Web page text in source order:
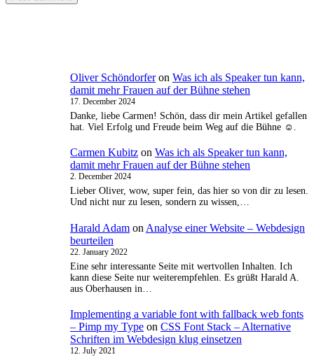
Oliver Schöndorferon Was ich als Speaker tun kann,
damit mehr Frauen auf der Bühne stehen
17. December 2024
Danke, liebe Carmen! Schön, dass dir mein Artikel gefallen
hat. Viel Erfolg und Freude beim Weg auf die Bühne ☺️.
Carmen Kubitz on Was ich als Speaker tun kann,
damit mehr Frauen auf der Bühne stehen
2. December 2024
Lieber Oliver, wow, super fein, das hier so von dir zu lesen.
Und nicht nur zu lesen, sondern zu wissen,…
Harald Adam on Analyse einer Website – Webdesign
beurteilen
22. January 2022
Eine sehr interessante Seite mit wertvollen Inhalten. Ich
kann diese Seite nur weiterempfehlen. Es grüßt Harald A.
aus Oberhausen in…
Implementing a variable font with fallback web fonts
– Pimp my Type on CSS Font Stack – Alternative
Schriften im Webdesign klug einsetzen
12. July 2021